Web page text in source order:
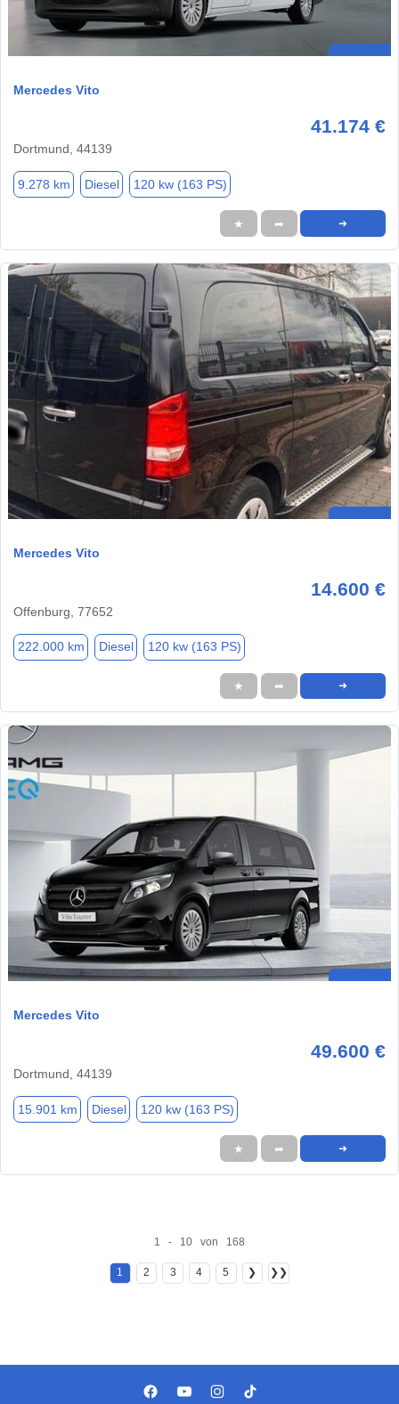
Mercedes Vito
41.174 €
Dortmund, 44139
9.278 km Diesel 120 kw (163 PS)
★ ➦ ➜
Mercedes Vito
14.600 €
Offenburg, 77652
222.000 km Diesel 120 kw (163 PS)
★ ➦ ➜
Mercedes Vito
49.600 €
Dortmund, 44139
15.901 km Diesel 120 kw (163 PS)
★ ➦ ➜
1 - 10 von 168
1 2 3 4 5 ❯ ❯❯